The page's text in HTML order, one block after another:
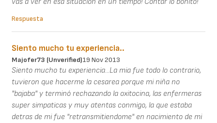
Respuesta
Siento mucho tu experiencia..
Majofer73 (unverified)19 Nov 2013
Siento mucho tu experiencia...La mia fue todo lo contrario,
tuvieron que hacerme la cesarea porque mi niña no
"bajaba" y terminó rechazando la oxitocina, las enfermeras
super simpaticas y muy atentas conmigo, la que estaba
detras de mi fue "retransmitiendome" en nacimiento de mi